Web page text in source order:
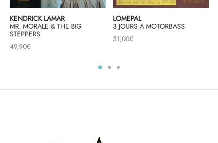
KENDRICK LAMAR
MR. MORALE & THE BIG
STEPPERS
49,90€
LOMEPAL
3 JOURS A MOTORBASS
31,00€